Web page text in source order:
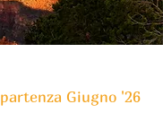
partenza Giugno '26